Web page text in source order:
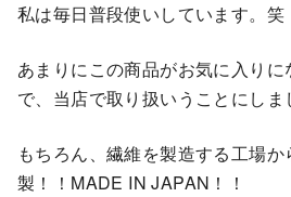
私は毎日普段使いしています。笑
あまりにこの商品がお気に入り
で、当店で取り扱いうことにしま
もちろん、繊維を製造する工場
製！！MADE IN JAPAN！！